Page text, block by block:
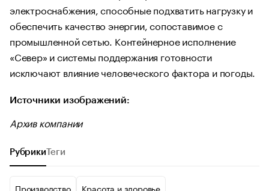
электроснабжения, способные подхватить нагрузку и
обеспечить качество энергии, сопоставимое с
промышленной сетью. Контейнерное исполнение
«Север» и системы поддержания готовности
исключают влияние человеческого фактора и погоды.
Источники изображений:
Архив компании
Рубрики Теги
Производство Красота и здоровье